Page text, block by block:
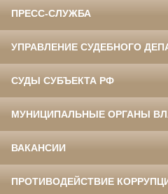
ПРЕСС-СЛУЖБА
УПРАВЛЕНИЕ СУДЕБНОГО
СУДЫ СУБЪЕКТА РФ
МУНИЦИПАЛЬНЫЕ ОРГАНЫ
ВАКАНСИИ
ПРОТИВОДЕЙСТВИЕ